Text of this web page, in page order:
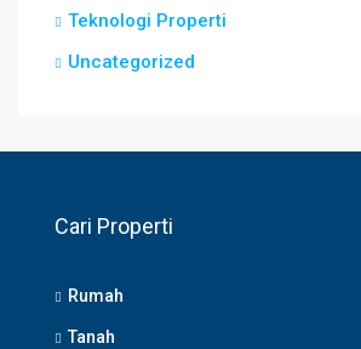
Teknologi Properti
Uncategorized
Cari Properti
Rumah
Tanah